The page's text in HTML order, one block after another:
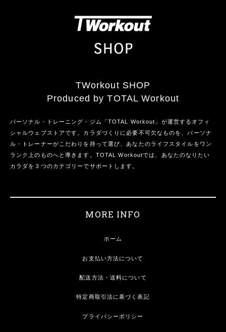
TWorkout SHOP
Produced by TOTAL Workout
パーソナル・トレーニング・ジム「TOTAL Workout」が運営するオフィ
シャルウェブストアです。カラダづくりに必要不可欠なものを、パーソナ
ル・トレーナーがこだわりを持って選び、あなたのライフスタイルをワン
ランク上のものへと導きます。TOTAL Workoutでは、あなたのなりたい
カラダを３つのカテゴリーでサポートします。
MORE INFO
ホーム
お支払い方法について
配送方法・送料について
特定商取引法に基づく表記
プライバシーポリシー